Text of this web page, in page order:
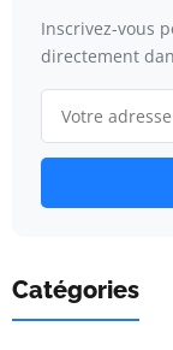
Inscrivez-vous
directement
Catégories